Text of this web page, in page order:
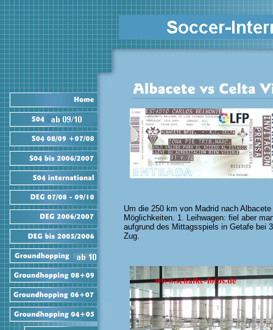
Um die 250 km von Madrid nach
Möglichkeiten. 1. Leihwagen: fiel aber
aufgrund des Mittagsspiels in Getafe bei
Zug.